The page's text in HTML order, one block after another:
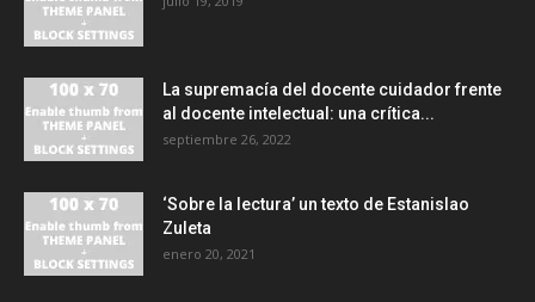
La supremacía del docente cuidador frente
al docente intelectual: una crítica...
septiembre 26, 2022
‘Sobre la lectura’ un texto de Estanislao
Zuleta
enero 20, 2021